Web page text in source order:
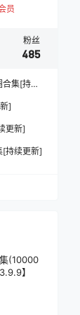
员
粉丝
485
集[持续
]
更新]
[持续更新]
(10000
】